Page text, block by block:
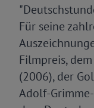
Für seine
Filmpreis,
(2006), der
Adolf-